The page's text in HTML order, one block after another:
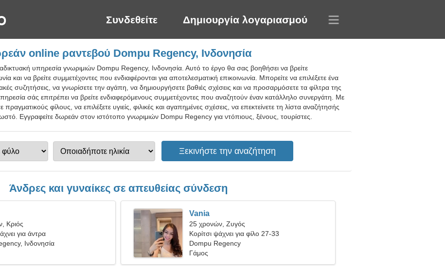
Συνδεθείτε Δημιουργία λογαριασμού
online ραντεβού Dompu Regency, Ινδονησία
υπηρεσία γνωριμιών Dompu Regency, Ινδονησία. Αυτό το έργο θα σας βοηθήσει να βρείτε
και να βρείτε συμμετέχοντες που ενδιαφέρονται για αποτελεσματική επικοινωνία. Μπορείτε να επιλέξετε ένα
συζητήσεις, να γνωρίσετε την αγάπη, να δημιουργήσετε βαθιές σχέσεις και να προσαρμόσετε τα φίλτρα της
σάς επιτρέπει να βρείτε ενδιαφερόμενους συμμετέχοντες που αναζητούν έναν κατάλληλο συνεργάτη. Με
φίλους, να επιλέξετε υγιείς, φιλικές και αγαπημένες σχέσεις, να επεκτείνετε τη λίστα αναζήτησής
Εγγραφείτε δωρεάν στον ιστότοπο γνωριμιών Dompu Regency για ντόπιους, ξένους, τουρίστες.
Άνδρες και γυναίκες σε απευθείας σύνδεση
Κριός
για άντρα
Ινδονησία
Vania
25 χρονών, Ζυγός
Κορίτσι ψάχνει για φίλο 27-33
Dompu Regency
Γάμος